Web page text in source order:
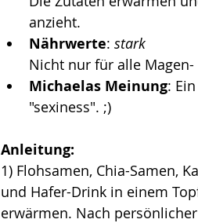
anzieht.
Nährwerte: stark
Nicht nur für alle
Michaelas Meinung:
"sexiness". ;)
Anleitung:
1) Flohsamen, Chia-Samen,
und Hafer-Drink in einem
erwärmen. Nach